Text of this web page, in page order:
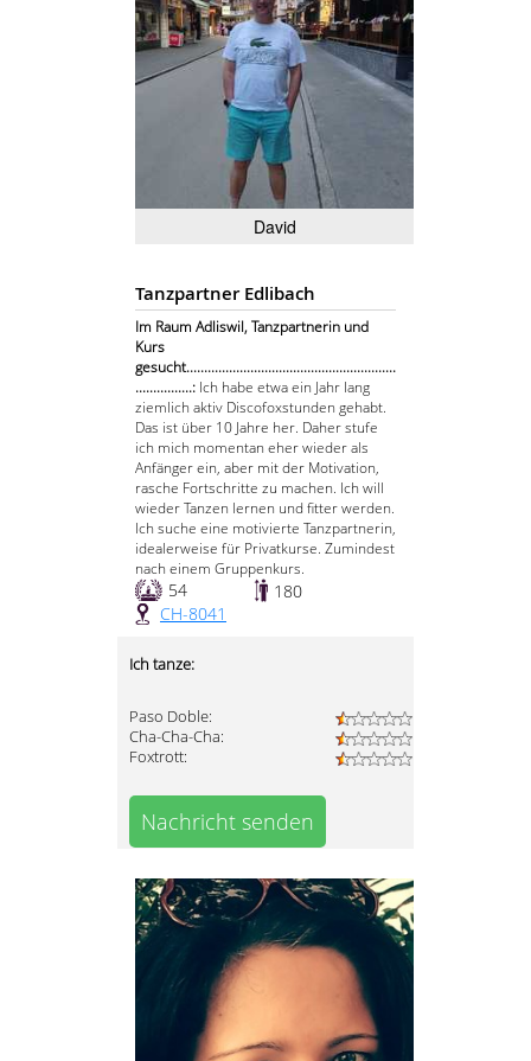
David
Tanzpartner Edlibach
Im Raum Adliswil, Tanzpartnerin und
Kurs
gesucht...........................................................
................: Ich habe etwa ein Jahr lang
ziemlich aktiv Discofoxstunden gehabt.
Das ist über 10 Jahre her. Daher stufe
ich mich momentan eher wieder als
Anfänger ein, aber mit der Motivation,
rasche Fortschritte zu machen. Ich will
wieder Tanzen lernen und fitter werden.
Ich suche eine motivierte Tanzpartnerin,
idealerweise für Privatkurse. Zumindest
nach einem Gruppenkurs.
54
180
CH-8041
Ich tanze:
Paso Doble:
Cha-Cha-Cha:
Foxtrott:
Nachricht senden